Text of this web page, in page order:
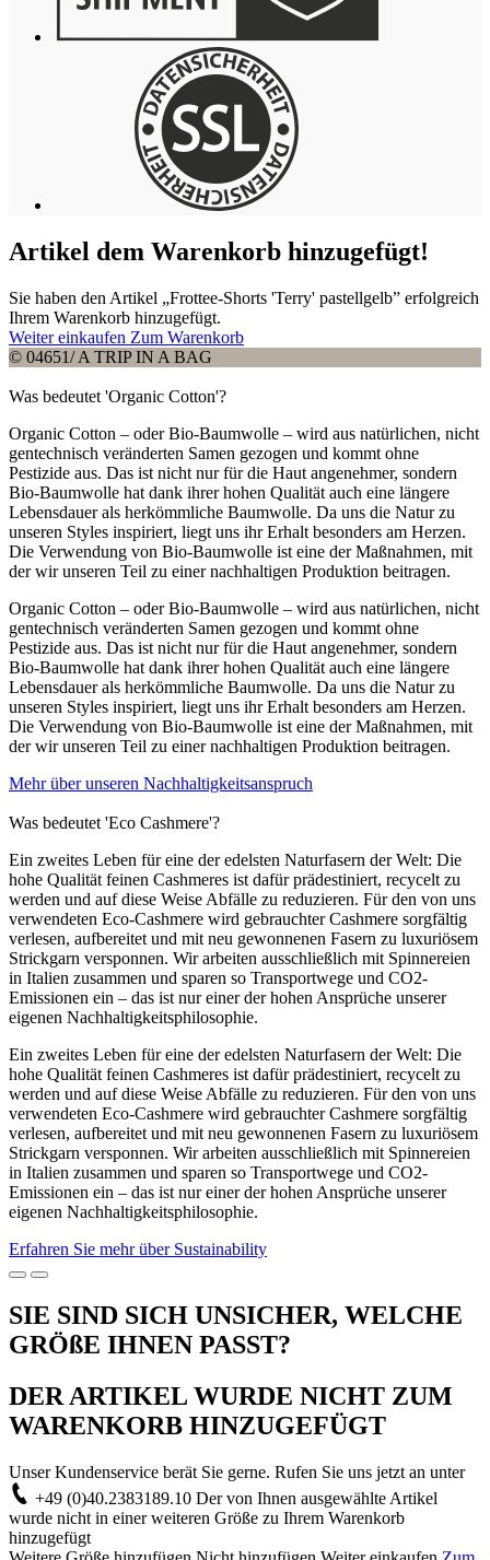
Artikel dem Warenkorb hinzugefügt!
Sie haben den Artikel „Frottee-Shorts 'Terry' pastellgelb” erfolgreich
Ihrem Warenkorb hinzugefügt.
Weiter einkaufen Zum Warenkorb
© 04651/ A TRIP IN A BAG
Was bedeutet 'Organic Cotton'?
Organic Cotton – oder Bio-Baumwolle – wird aus natürlichen, nicht
gentechnisch veränderten Samen gezogen und kommt ohne
Pestizide aus. Das ist nicht nur für die Haut angenehmer, sondern
Bio-Baumwolle hat dank ihrer hohen Qualität auch eine längere
Lebensdauer als herkömmliche Baumwolle. Da uns die Natur zu
unseren Styles inspiriert, liegt uns ihr Erhalt besonders am Herzen.
Die Verwendung von Bio-Baumwolle ist eine der Maßnahmen, mit
der wir unseren Teil zu einer nachhaltigen Produktion beitragen.
Organic Cotton – oder Bio-Baumwolle – wird aus natürlichen, nicht
gentechnisch veränderten Samen gezogen und kommt ohne
Pestizide aus. Das ist nicht nur für die Haut angenehmer, sondern
Bio-Baumwolle hat dank ihrer hohen Qualität auch eine längere
Lebensdauer als herkömmliche Baumwolle. Da uns die Natur zu
unseren Styles inspiriert, liegt uns ihr Erhalt besonders am Herzen.
Die Verwendung von Bio-Baumwolle ist eine der Maßnahmen, mit
der wir unseren Teil zu einer nachhaltigen Produktion beitragen.
Mehr über unseren Nachhaltigkeitsanspruch
Was bedeutet 'Eco Cashmere'?
Ein zweites Leben für eine der edelsten Naturfasern der Welt: Die
hohe Qualität feinen Cashmeres ist dafür prädestiniert, recycelt zu
werden und auf diese Weise Abfälle zu reduzieren. Für den von uns
verwendeten Eco-Cashmere wird gebrauchter Cashmere sorgfältig
verlesen, aufbereitet und mit neu gewonnenen Fasern zu luxuriösem
Strickgarn versponnen. Wir arbeiten ausschließlich mit Spinnereien
in Italien zusammen und sparen so Transportwege und CO2-
Emissionen ein – das ist nur einer der hohen Ansprüche unserer
eigenen Nachhaltigkeitsphilosophie.
Ein zweites Leben für eine der edelsten Naturfasern der Welt: Die
hohe Qualität feinen Cashmeres ist dafür prädestiniert, recycelt zu
werden und auf diese Weise Abfälle zu reduzieren. Für den von uns
verwendeten Eco-Cashmere wird gebrauchter Cashmere sorgfältig
verlesen, aufbereitet und mit neu gewonnenen Fasern zu luxuriösem
Strickgarn versponnen. Wir arbeiten ausschließlich mit Spinnereien
in Italien zusammen und sparen so Transportwege und CO2-
Emissionen ein – das ist nur einer der hohen Ansprüche unserer
eigenen Nachhaltigkeitsphilosophie.
Erfahren Sie mehr über Sustainability
SIE SIND SICH UNSICHER, WELCHE
GRÖßE IHNEN PASST?
DER ARTIKEL WURDE NICHT ZUM
WARENKORB HINZUGEFÜGT
Unser Kundenservice berät Sie gerne. Rufen Sie uns jetzt an unter
+49 (0)40.2383189.10 Der von Ihnen ausgewählte Artikel
wurde nicht in einer weiteren Größe zu Ihrem Warenkorb
hinzugefügt